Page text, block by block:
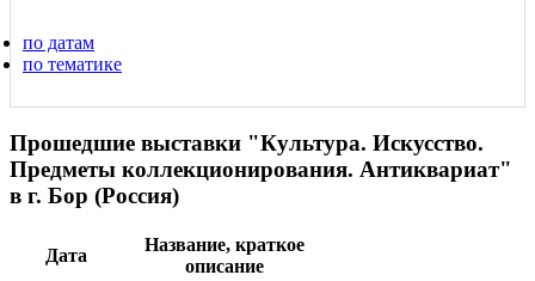
по датам
по тематике
Прошедшие выставки "Культура. Искусство.
Предметы коллекционирования. Антиквариат"
в г. Бор (Россия)
Дата
Название, краткое
описание